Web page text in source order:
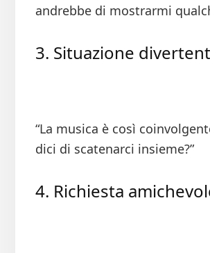
andrebbe di mostrarmi
3. Situazione
“La musica è così
dici di scatenarci insieme?”
4. Richiesta